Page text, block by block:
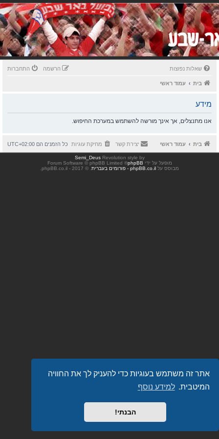
אתר זה משתמש בעוגיות כדי להעניק לך את החוויה
המיטבית. למידע נוסף
הבנתי!
שאלות נפוצות התחברות הרשמה
בית עמוד ראשי
מידע
אנו מתנצלים, אך אינך מורשה להשתמש במערכת החיפוש.
בית עמוד ראשי כל הזמנים הם UTC+02:00 מחיקת עוגיות יצירת קשר
Revolution style by
Semi_Deus
מופעל על ידי phpBB
® Forum Software © phpBB Limited
מבוסס על phpBB.co.il - פורומים בעברית . © 2017 - phpBB.co.il.